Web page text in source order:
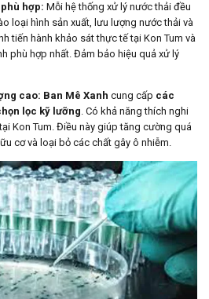
hợp: Mỗi hệ thống xử lý nước thải đều
loại hình sản xuất, lưu lượng nước thải và
tiến hành khảo sát thực tế tại Kon Tum và
phù hợp nhất. Đảm bảo hiệu quả xử lý
cao: Ban Mê Xanh cung cấp các
lọc kỹ lưỡng. Có khả năng thích nghi
Kon Tum. Điều này giúp tăng cường quá
cơ và loại bỏ các chất gây ô nhiễm.